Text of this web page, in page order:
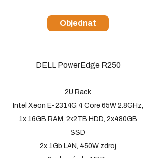
Objednat
DELL PowerEdge R250
2U Rack
Intel Xeon E-2314G 4 Core 65W 2.8GHz,
1x 16GB RAM, 2x2TB HDD, 2x480GB
SSD
2x 1Gb LAN, 450W zdroj